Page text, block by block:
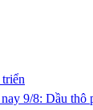
9/8: Dầu thô